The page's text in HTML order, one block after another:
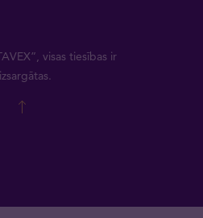
visas tiesības ir